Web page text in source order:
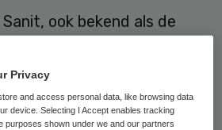
ook bekend als de
juli door de rechter failliet
dagblad De
Privacy
and access personal data, like browsing data
device. Selecting I Accept enables tracking
purposes shown under we and our partners